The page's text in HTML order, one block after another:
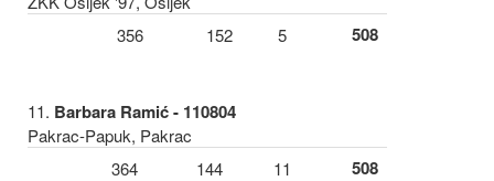
356
152 5 508
11. Barbara Ramić - 110804
Pakrac-Papuk, Pakrac
364
144 11 508